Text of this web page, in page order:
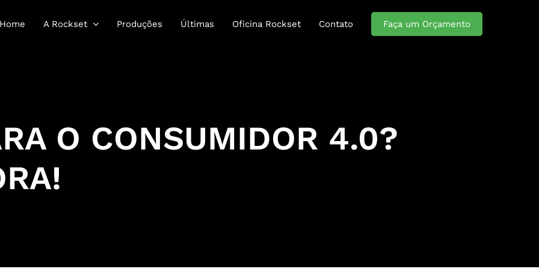
A Rockset Produções Últimas Oficina Rockset Contato Faça um Orçamento
O CONSUMIDOR 4.0?